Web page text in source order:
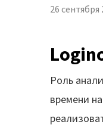
26 сентября
Роль
времени